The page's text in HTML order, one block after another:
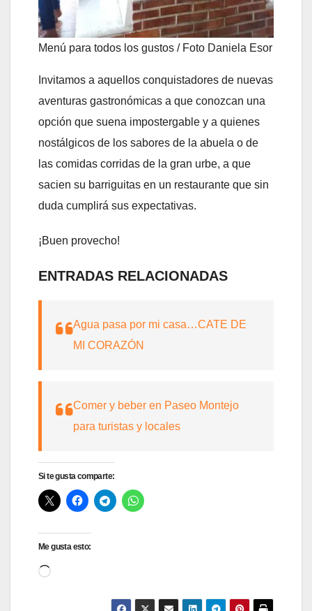
Menú para todos los gustos / Foto Daniela Esor
Invitamos a aquellos conquistadores de nuevas
aventuras gastronómicas a que conozcan una
opción que suena impostergable y a quienes
nostálgicos de los sabores de la abuela o de
las comidas corridas de la gran urbe, a que
sacien su barriguitas en un restaurante que sin
duda cumplirá sus expectativas.
¡Buen provecho!
ENTRADAS RELACIONADAS
Agua pasa por mi casa…CATE DE
MI CORAZÓN
Comer y beber en Paseo Montejo
para turistas y locales
Si te gusta comparte:
Me gusta esto:
Cargando...